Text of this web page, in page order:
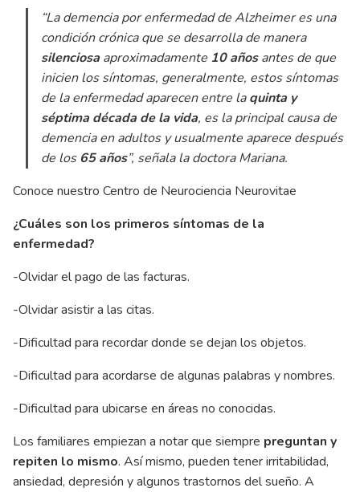
“La demencia por enfermedad de Alzheimer es una
condición crónica que se desarrolla de manera
silenciosa aproximadamente 10 añosantes de que
inicien los síntomas, generalmente, estos síntomas
de la enfermedad aparecen entre laquinta y
séptima década de la vida, es la principal causa de
demencia en adultos y usualmente aparece después
de los 65 años”, señala la doctora Mariana.
Conoce nuestro Centro de Neurociencia Neurovitae
¿Cuáles son los primeros síntomas de la
enfermedad?
-Olvidar el pago de las facturas.
-Olvidar asistir a las citas.
-Dificultad para recordar donde se dejan los objetos.
-Dificultad para acordarse de algunas palabras y nombres.
-Dificultad para ubicarse en áreas no conocidas.
Los familiares empiezan a notar que siempre preguntan y
repiten lo mismo. Así mismo, pueden tener irritabilidad,
ansiedad, depresión y algunos trastornos del sueño. A